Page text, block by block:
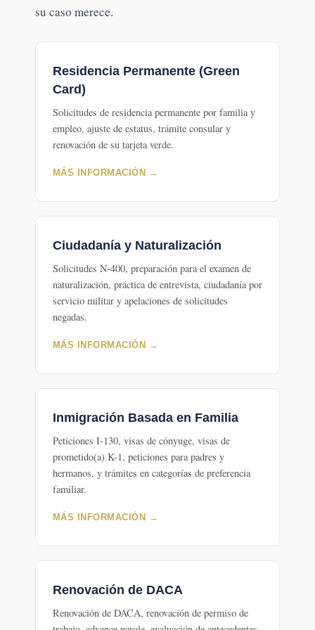
su caso merece.
Residencia Permanente (Green
Card)
Solicitudes de residencia permanente por familia y
empleo, ajuste de estatus, trámite consular y
renovación de su tarjeta verde.
MÁS INFORMACIÓN →
Ciudadanía y Naturalización
Solicitudes N-400, preparación para el examen de
naturalización, práctica de entrevista, ciudadanía por
servicio militar y apelaciones de solicitudes
negadas.
MÁS INFORMACIÓN →
Inmigración Basada en Familia
Peticiones I-130, visas de cónyuge, visas de
prometido(a) K-1, peticiones para padres y
hermanos, y trámites en categorías de preferencia
familiar.
MÁS INFORMACIÓN →
Renovación de DACA
Renovación de DACA, renovación de permiso de